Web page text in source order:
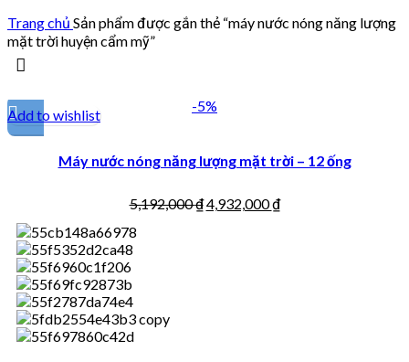
Trang chủ Sản phẩm được gắn thẻ “máy nước nóng năng lượng
mặt trời huyện cẩm mỹ”
-5%
Add to wishlist
Máy nước nóng năng lượng mặt trời – 12 ống
5,192,000₫4,932,000₫